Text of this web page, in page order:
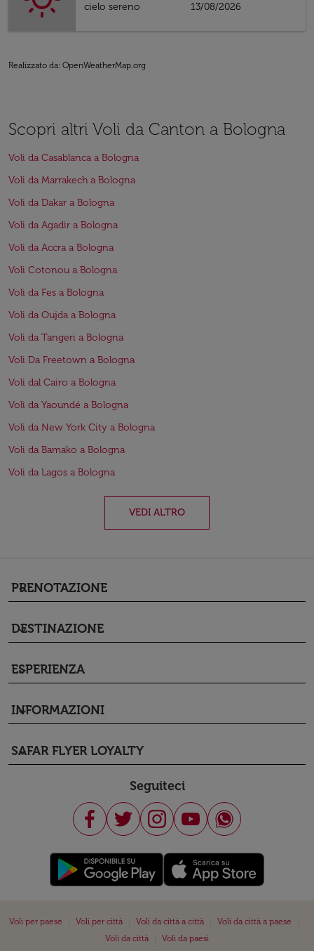
cielo sereno
13/08/2026
Realizzato da: OpenWeatherMap.org
Scopri altri Voli da Canton a Bologna
Voli da Casablanca a Bologna
Voli da Marrakech a Bologna
Voli da Dakar a Bologna
Voli da Agadir a Bologna
Voli da Accra a Bologna
Voli Cotonou a Bologna
Voli da Fes a Bologna
Voli da Oujda a Bologna
Voli da Tangeri a Bologna
Voli Da Freetown a Bologna
Voli dal Cairo a Bologna
Voli da Yaoundé a Bologna
Voli da New York City a Bologna
Voli da Bamako a Bologna
Voli da Lagos a Bologna
VEDI ALTRO
PRENOTAZIONE
keyboard_arrow_down
DESTINAZIONE
keyboard_arrow_down
ESPERIENZA
keyboard_arrow_down
INFORMAZIONI
keyboard_arrow_down
SAFAR FLYER LOYALTY
keyboard_arrow_down
Seguiteci
Voli per paese Voli per città Voli da città a città Voli da città a paese
Voli da città
Voli da paesi